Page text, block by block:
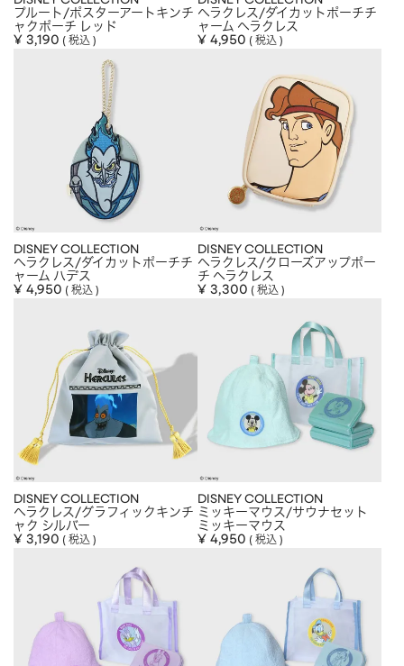
プルート/ポスターアートキンチ
ャクポーチ レッド
¥ 3,190 税込
ヘラクレス/ダイカットポーチチ
ャーム ヘラクレス
¥ 4,950 税込
DISNEY COLLECTION
ヘラクレス/ダイカットポーチチ
ャーム ハデス
¥ 4,950 税込
DISNEY COLLECTION
ヘラクレス/クローズアップポー
チ ヘラクレス
¥ 3,300 税込
DISNEY COLLECTION
ヘラクレス/グラフィックキンチ
ャク シルバー
¥ 3,190 税込
DISNEY COLLECTION
ミッキーマウス/サウナセット
ミッキーマウス
¥ 4,950 税込